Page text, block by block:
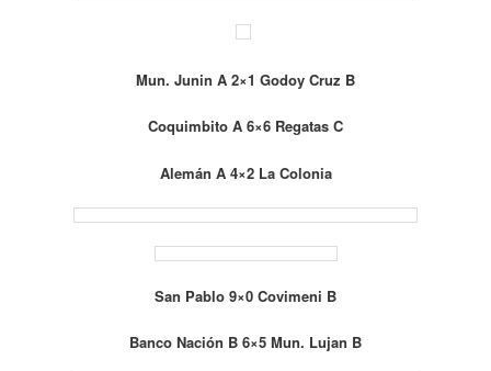
Mun. Junin A 2×1 Godoy Cruz B
Coquimbito A 6×6 Regatas C
Alemán A 4×2 La Colonia
San Pablo 9×0 Covimeni B
Banco Nación B 6×5 Mun. Lujan B